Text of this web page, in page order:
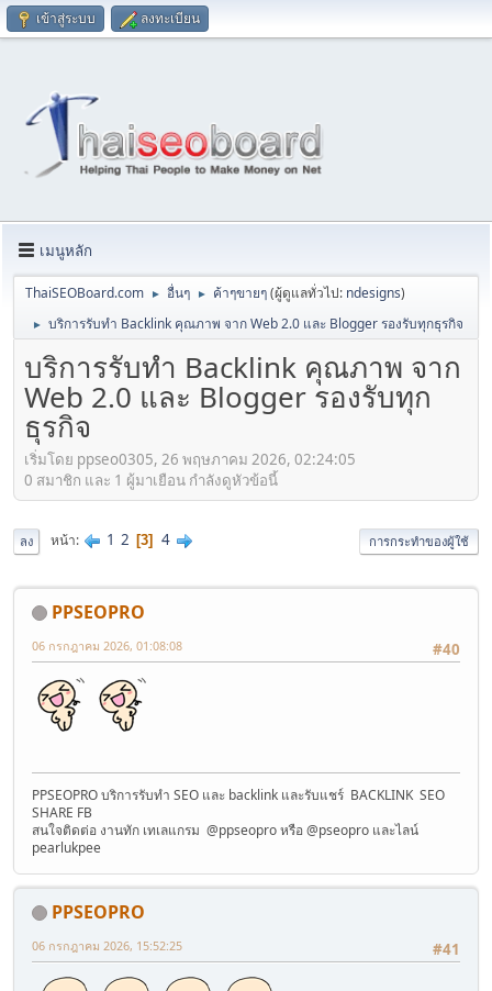
เข้าสู่ระบบ ลงทะเบียน
เมนูหลัก
ThaiSEOBoard.com ► อื่นๆ ► ค้าๆขายๆ(ผู้ดูแลทั่วไป: ndesigns)
► บริการรับทำ Backlink คุณภาพ จาก Web 2.0 และ Blogger รองรับทุกธุรกิจ
บริการรับทำ Backlink คุณภาพ จาก
Web 2.0 และ Blogger รองรับทุก
ธุรกิจ
เริ่มโดย ppseo0305, 26 พฤษภาคม 2026, 02:24:05
0 สมาชิก และ 1 ผู้มาเยือน กำลังดูหัวข้อนี้
ลง หน้า 1 2 3 4 การกระทำของผู้ใช้
PPSEOPRO
#40
06 กรกฎาคม 2026, 01:08:08
PPSEOPRO บริการรับทำ SEO และ backlink และรับแชร์ BACKLINK SEO
SHARE FB
สนใจติดต่อ งานทัก เทเลแกรม @ppseopro หรือ @pseopro และไลน์
pearlukpee
PPSEOPRO
#41
06 กรกฎาคม 2026, 15:52:25